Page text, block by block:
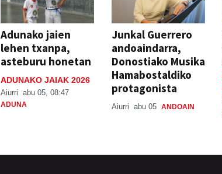
Adunako jaien
lehen txanpa,
asteburu honetan
ADUNAKO JAIAK 2026
Aiurri abu 05, 08:47
ADUNA
Junkal Guerrero
andoaindarra,
Donostiako Musika
Hamabostaldiko
protagonista
Aiurri abu 05 ANDOAIN